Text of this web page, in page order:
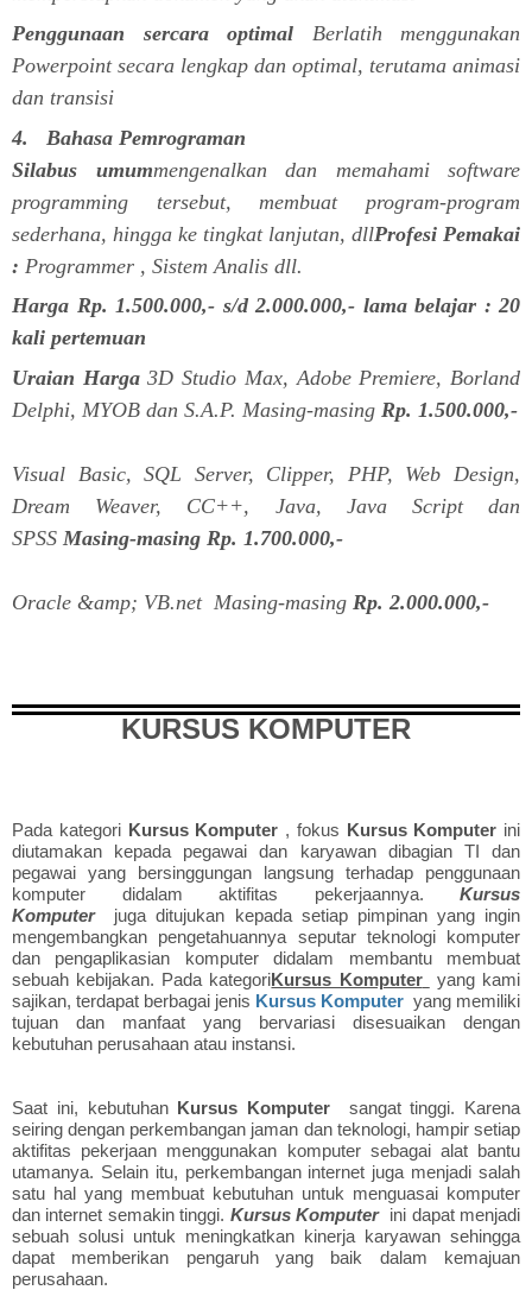
Penggunaan sercara optimal Berlatih menggunakan
Powerpoint secara lengkap dan optimal, terutama animasi
dan transisi
4. Bahasa Pemrograman
Silabus umummengenalkan dan memahami software
programming tersebut, membuat program-program
sederhana, hingga ke tingkat lanjutan, dllProfesi Pemakai
: Programmer , Sistem Analis dll.
Harga Rp. 1.500.000,- s/d 2.000.000,- lama belajar : 20
kali pertemuan
Uraian Harga3D Studio Max, Adobe Premiere, Borland
Delphi, MYOB dan S.A.P. Masing-masing Rp. 1.500.000,-
Visual Basic, SQL Server, Clipper, PHP, Web Design,
Dream Weaver, CC++, Java, Java Script dan
SPSS Masing-masing Rp. 1.700.000,-
Oracle &amp; VB.net Masing-masing Rp. 2.000.000,-
KURSUS KOMPUTER
Pada kategori Kursus Komputer , fokus Kursus Komputer ini
diutamakan kepada pegawai dan karyawan dibagian TI dan
pegawai yang bersinggungan langsung terhadap penggunaan
komputer didalam aktifitas pekerjaannya. Kursus
Komputer
juga ditujukan kepada setiap pimpinan yang ingin
mengembangkan pengetahuannya seputar teknologi komputer
dan pengaplikasian komputer didalam membantu membuat
sebuah kebijakan. Pada kategoriKursus Komputer
yang kami
sajikan, terdapat berbagai jenis Kursus Komputer yang memiliki
tujuan dan manfaat yang bervariasi disesuaikan dengan
kebutuhan perusahaan atau instansi.
Saat ini, kebutuhan Kursus Komputer
sangat tinggi. Karena
seiring dengan perkembangan jaman dan teknologi, hampir setiap
aktifitas pekerjaan menggunakan komputer sebagai alat bantu
utamanya. Selain itu, perkembangan internet juga menjadi salah
satu hal yang membuat kebutuhan untuk menguasai komputer
dan internet semakin tinggi. Kursus Komputer ini dapat menjadi
sebuah solusi untuk meningkatkan kinerja karyawan sehingga
dapat memberikan pengaruh yang baik dalam kemajuan
perusahaan.